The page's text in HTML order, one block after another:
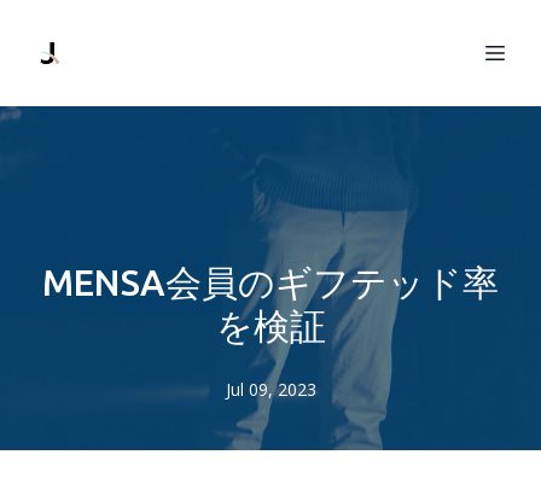
MENSA会員のギフテッド率
を検証
Jul 09, 2023